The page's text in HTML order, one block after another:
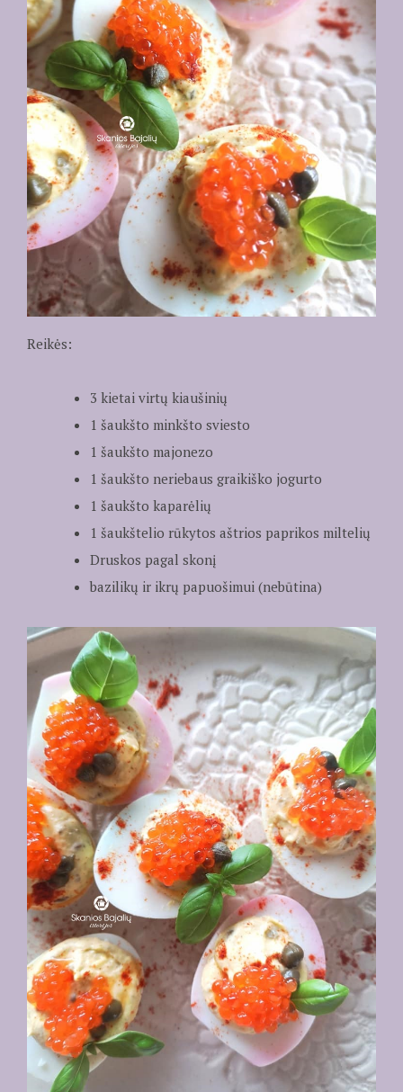
Reikės:
3 kietai virtų kiaušinių
1 šaukšto minkšto sviesto
1 šaukšto majonezo
1 šaukšto neriebaus graikiško jogurto
1 šaukšto kaparėlių
1 šaukštelio rūkytos aštrios paprikos miltelių
Druskos pagal skonį
bazilikų ir ikrų papuošimui (nebūtina)